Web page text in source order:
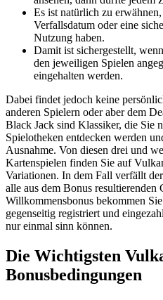
Es ist natürlich zu
Verfallsdatum oder eine
Nutzung haben.
Damit ist sichergestellt,
den jeweiligen Spielen
eingehalten werden.
Dabei findet jedoch keine
anderen Spielern oder aber dem
Black Jack sind Klassiker, die Sie
Spielotheken entdecken werden
Ausnahme. Von diesen drei und
Kartenspielen finden Sie auf
Variationen. In dem Fall verfällt
alle aus dem Bonus resultierenden
Willkommensbonus bekommen
gegenseitig registriert und
nur einmal sinn können.
Die Wichtigsten
Bonusbedingungen